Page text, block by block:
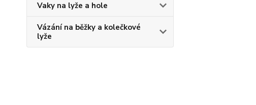
Vaky na lyže a hole
Vázání na běžky a kolečkové
lyže